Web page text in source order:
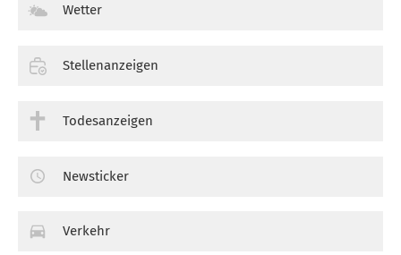
Wetter
Stellenanzeigen
Todesanzeigen
Newsticker
Verkehr